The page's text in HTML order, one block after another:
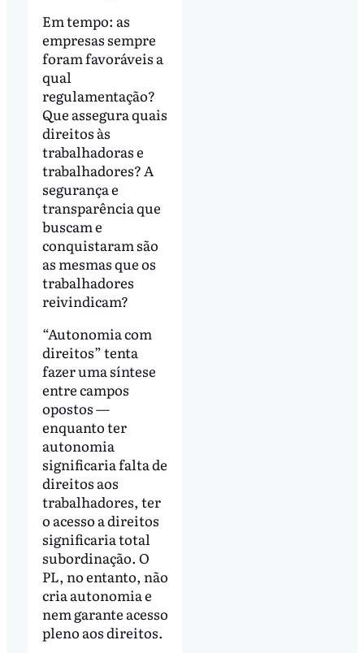
Em tempo: as
empresas sempre
foram favoráveis a
qual
regulamentação?
Que assegura quais
direitos às
trabalhadoras e
trabalhadores? A
segurança e
transparência que
buscam e
conquistaram são
as mesmas que os
trabalhadores
reivindicam?
“Autonomia com
direitos” tenta
fazer uma síntese
entre campos
opostos —
enquanto ter
autonomia
significaria falta de
direitos aos
trabalhadores, ter
o acesso a direitos
significaria total
subordinação. O
PL, no entanto, não
cria autonomia e
nem garante acesso
pleno aos direitos.